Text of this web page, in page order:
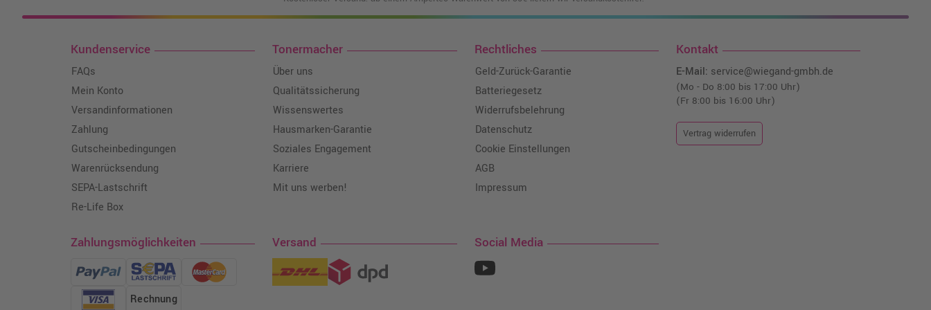
Kundenservice
FAQs
Mein Konto
Versandinformationen
Zahlung
Gutscheinbedingungen
Warenrücksendung
SEPA-Lastschrift
Re-Life Box
Tonermacher
Über uns
Qualitätssicherung
Wissenswertes
Hausmarken-Garantie
Soziales Engagement
Karriere
Mit uns werben!
Rechtliches
Geld-Zurück-Garantie
Batteriegesetz
Widerrufsbelehrung
Datenschutz
Cookie Einstellungen
AGB
Impressum
Kontakt
E-Mail: service@wiegand-gmbh.de
(Mo - Do 8:00 bis 17:00 Uhr)
(Fr 8:00 bis 16:00 Uhr)
Vertrag widerrufen
Zahlungsmöglichkeiten
Rechnung
Versand Social Media